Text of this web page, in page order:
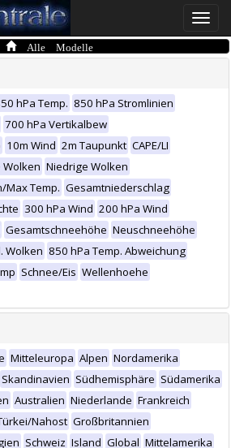
Toggle
Alle Modelle
hPa Temp. 850 hPa Stromlinien
700 hPa Vertikalbew
10m Wind 2m Taupunkt CAPE/LI
Niedrige Wolken
Max Temp. Gesamtniederschlag
300 hPa Wind 200 hPa Wind
Gesamtschneehöhe Neuschneehöhe
Wolken 850 hPa Temp. Abweichung
Schnee/Eis Wellenhoehe
Mitteleuropa Alpen Nordamerika
Skandinavien Südhemisphäre Südamerika
Australien Niederlande Frankreich
Nahost Großbritannien
Schweiz Island Global Mittelamerika